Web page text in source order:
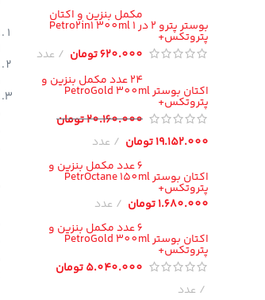
مکمل بنزین و اکتان
بوستر پترو 2 در 1 Petro2in1 300ml
پتروتکس+
620.000تومان
عدد
24 عدد مکمل بنزین و
اکتان بوستر PetroGold 300ml
پتروتکس+
20.160.000تومان
19.152.000تومان
عدد
6 عدد مکمل بنزین و
اکتان بوستر PetrOctane 150ml
پتروتکس+
1.680.000تومان
عدد
6 عدد مکمل بنزین و
اکتان بوستر PetroGold 300ml
پتروتکس+
5.040.000تومان
عدد